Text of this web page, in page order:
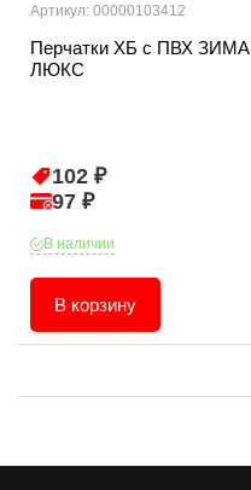
Артикул: 00000103412
Перчатки ХБ с ПВХ ЗИМА
ЛЮКС
102 ₽
97 ₽
В наличии
В корзину